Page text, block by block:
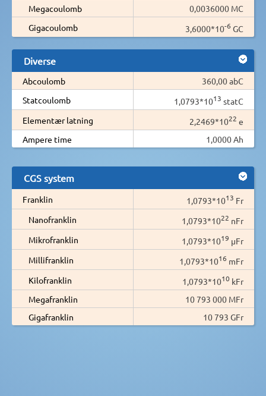
Megacoulomb
0,0036000 MC
Gigacoulomb
3,6000*10-6 GC
Diverse
Abcoulomb
360,00 abC
Statcoulomb
1,0793*1013 statC
Elementær latning
2,2469*1022 e
Ampere time
1,0000 Ah
CGS system
Franklin 1,0793*1013 Fr
Nanofranklin
1,0793*1022 nFr
Mikrofranklin
1,0793*1019 µFr
Millifranklin
1,0793*1016 mFr
Kilofranklin
1,0793*1010 kFr
Megafranklin
10 793 000 MFr
Gigafranklin
10 793 GFr